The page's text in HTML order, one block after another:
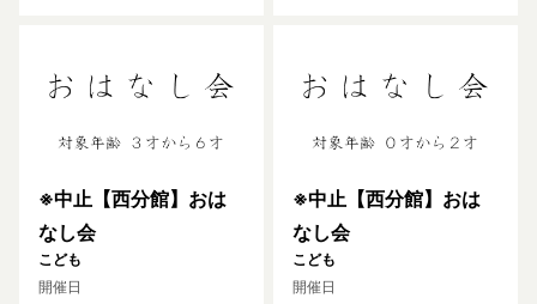
※中止【西分館】おは
なし会
こども
開催日
※中止【西分館】おは
なし会
こども
開催日